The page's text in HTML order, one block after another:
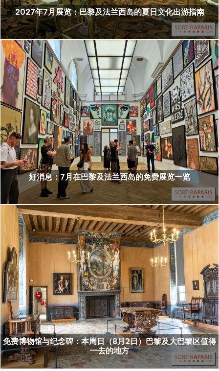
2027年7月展览：巴黎及法兰西岛的夏日文化出游指南
好消息：7月在巴黎及法兰西岛的免费展览一览
免费博物馆与纪念碑：本周日（8月2日）巴黎及大巴黎区值得
一去的地方